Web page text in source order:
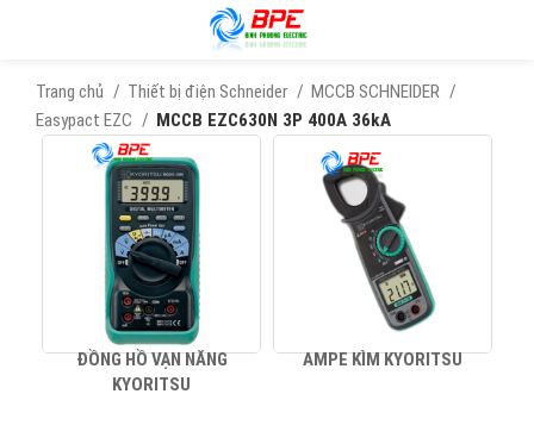
Trang chủ Thiết bị điện Schneider
MCCB SCHNEIDER
Easypact EZC
MCCB EZC630N 3P 400A 36kA
ĐỒNG HỒ VẠN NĂNG
KYORITSU
AMPE KÌM KYORITSU